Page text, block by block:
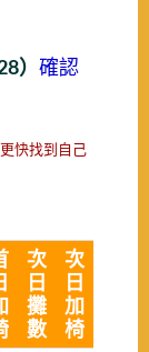
） 確認
快找到自己
次
日
攤
數
次
日
加
椅